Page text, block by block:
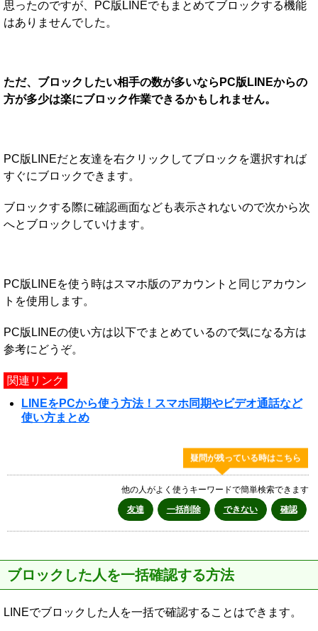
思ったのですが、PC版LINEでもまとめてブロックする機能
はありませんでした。
ただ、ブロックしたい相手の数が多いならPC版LINEからの
方が多少は楽にブロック作業できるかもしれません。
PC版LINEだと友達を右クリックしてブロックを選択すれば
すぐにブロックできます。
ブロックする際に確認画面なども表示されないので次から次
へとブロックしていけます。
PC版LINEを使う時はスマホ版のアカウントと同じアカウン
トを使用します。
PC版LINEの使い方は以下でまとめているので気になる方は
参考にどうぞ。
関連リンク
LINEをPCから使う方法！スマホ同期やビデオ通話など
使い方まとめ
疑問が残っている時はこちら
他の人がよく使うキーワードで簡単検索できます
友達
一括削除 できない 確認
ブロックした人を一括確認する方法
LINEでブロックした人を一括で確認することはできます。